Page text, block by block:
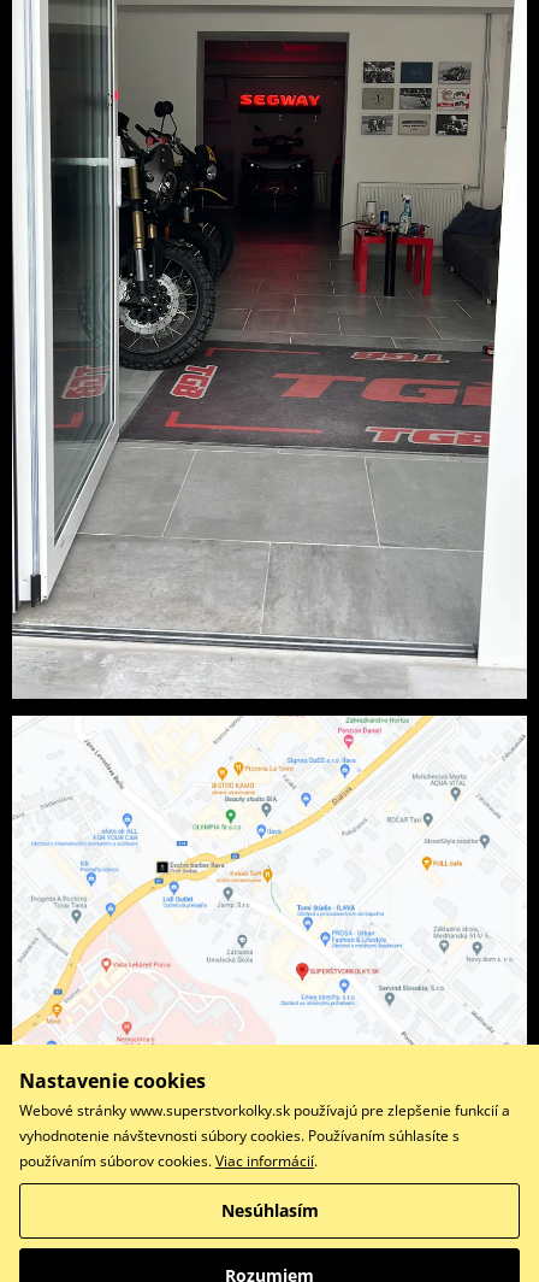
Facebook
Copyright © 2026 www.superstvorkolky.sk
Všetky práva vyhradené
Nastavenie cookies
Webové stránky www.superstvorkolky.sk používajú pre zlepšenie funkcií a
vyhodnotenie návštevnosti súbory cookies. Používaním súhlasíte s
používaním súborov cookies.Viac informácií.
Nesúhlasím
Rozumiem